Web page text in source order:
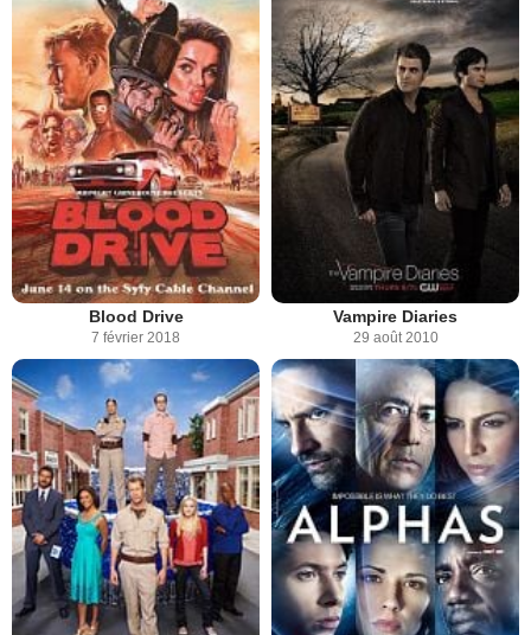
Blood Drive
7 février 2018
Vampire Diaries
29 août 2010